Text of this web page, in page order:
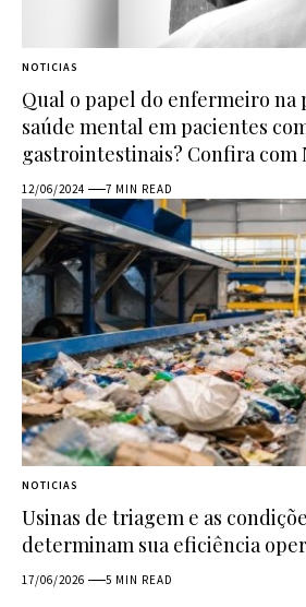
NOTICIAS
Qual o papel do enfermeiro na
saúde mental em pacientes
gastrointestinais? Confira com
12/06/2024 7 MIN READ
NOTICIAS
Usinas de triagem e as
determinam sua eficiência
17/06/2026 5 MIN READ